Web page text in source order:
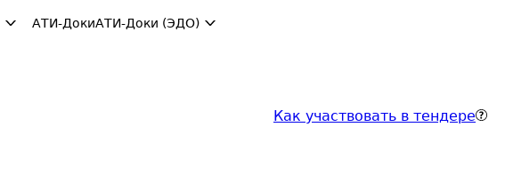
АТИ-ДокиАТИ-Доки (ЭДО)
Как участвовать в тендере